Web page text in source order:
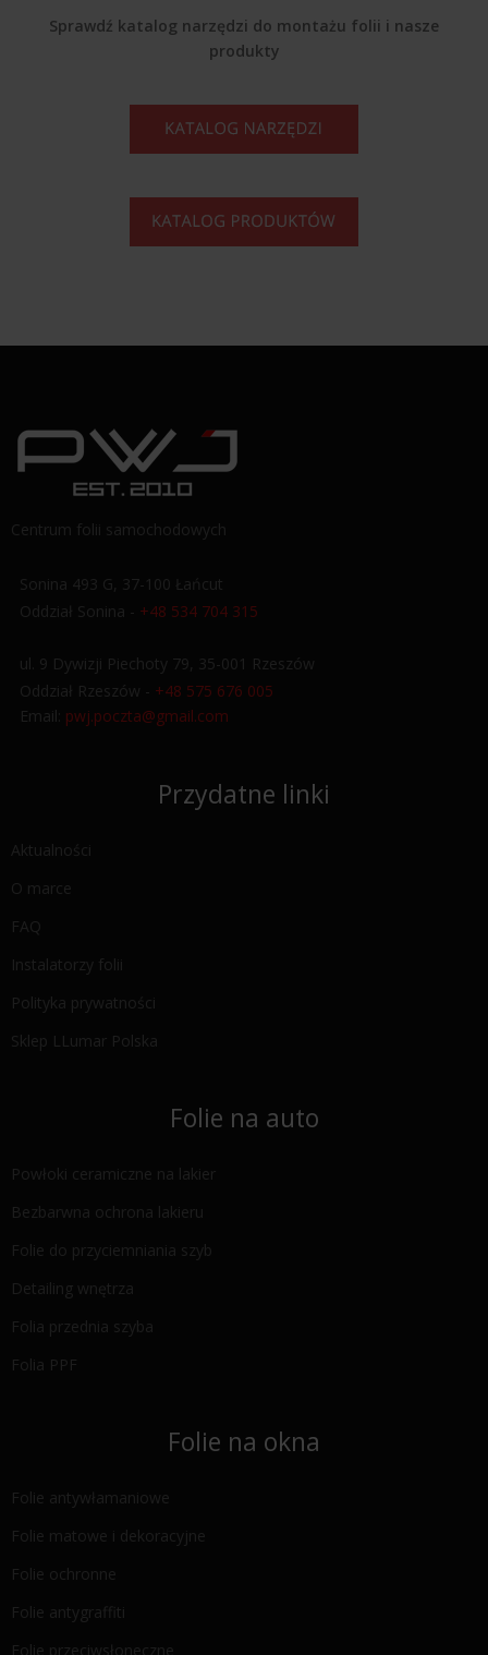
Sprawdź katalog narzędzi do montażu folii i nasze
produkty
Centrum folii samochodowych
Sonina 493 G, 37-100 Łańcut
Oddział Sonina - +48 534 704 315
ul. 9 Dywizji Piechoty 79, 35-001 Rzeszów
Oddział Rzeszów - +48 575 676 005
Email: pwj.poczta@gmail.com
Przydatne linki
Aktualności
O marce
FAQ
Instalatorzy folii
Polityka prywatności
Sklep LLumar Polska
Folie na auto
Powłoki ceramiczne na lakier
Bezbarwna ochrona lakieru
Folie do przyciemniania szyb
Detailing wnętrza
Folia przednia szyba
Folia PPF
Folie na okna
Folie antywłamaniowe
Folie matowe i dekoracyjne
Folie ochronne
Folie antygraffiti
Folie przeciwsłoneczne